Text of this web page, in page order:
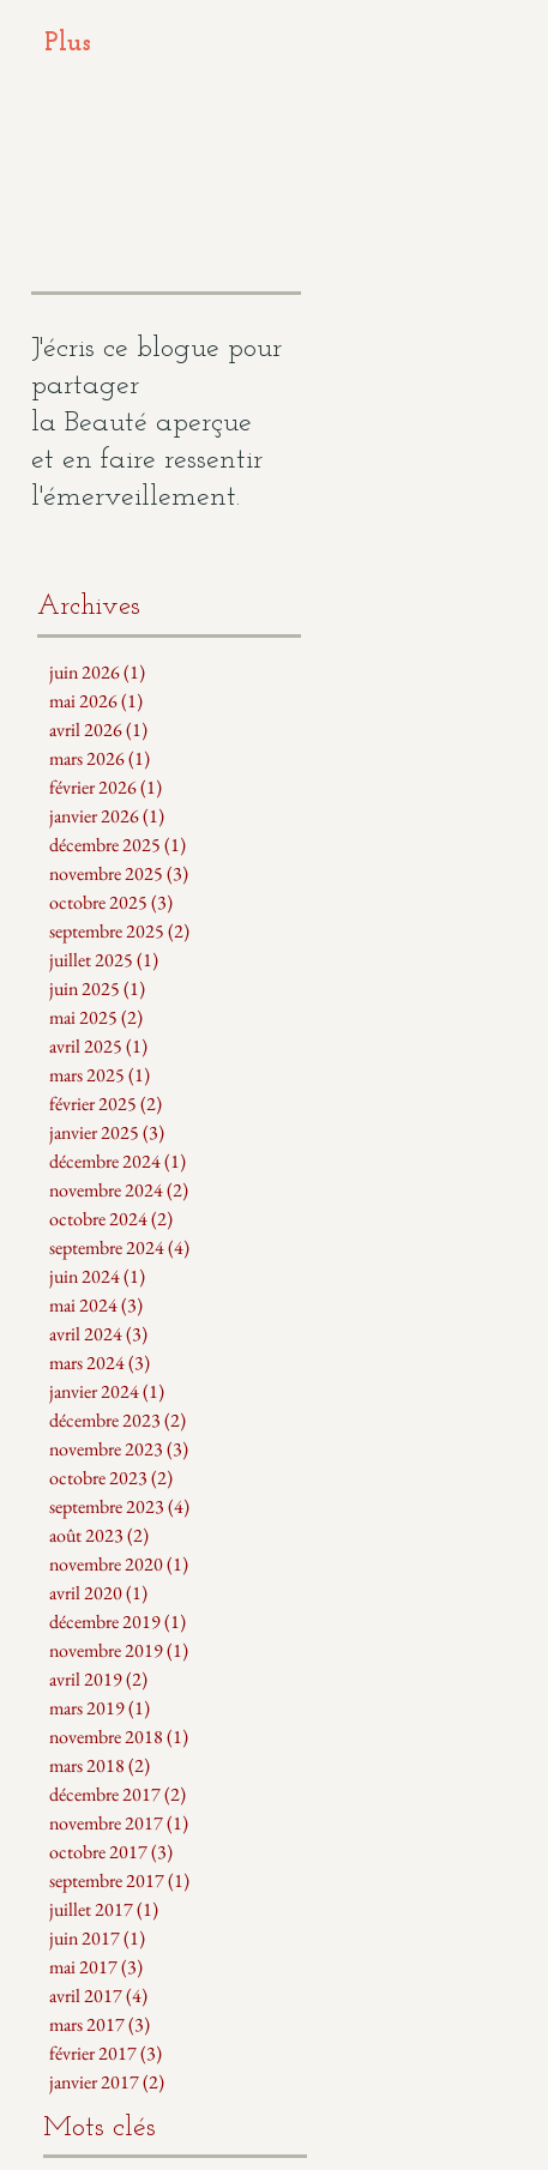
Plus
J'écris ce blogue pour
partager
la Beauté aperçue
et en faire ressentir
l'émerveillement.
Archives
juin 2026(1)
mai 2026(1)
avril 2026(1)
mars 2026(1)
février 2026(1)
janvier 2026(1)
décembre 2025(1)
novembre 2025(3)
octobre 2025(3)
septembre 2025(2)
juillet 2025(1)
juin 2025(1)
mai 2025(2)
avril 2025(1)
mars 2025(1)
février 2025(2)
janvier 2025(3)
décembre 2024(1)
novembre 2024(2)
octobre 2024(2)
septembre 2024(4)
juin 2024(1)
mai 2024(3)
avril 2024(3)
mars 2024(3)
janvier 2024(1)
décembre 2023(2)
novembre 2023(3)
octobre 2023(2)
septembre 2023(4)
août 2023(2)
novembre 2020(1)
avril 2020(1)
décembre 2019(1)
novembre 2019(1)
avril 2019(2)
mars 2019(1)
novembre 2018(1)
mars 2018(2)
décembre 2017(2)
novembre 2017(1)
octobre 2017(3)
septembre 2017(1)
juillet 2017(1)
juin 2017(1)
mai 2017(3)
avril 2017(4)
mars 2017(3)
février 2017(3)
janvier 2017(2)
Mots clés